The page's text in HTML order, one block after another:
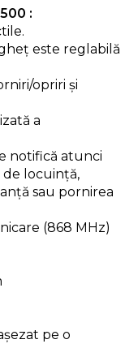
:
este reglabilă
opriri și
a
notifică atunci
de locuință,
sau pornirea
(868 MHz)
pe o